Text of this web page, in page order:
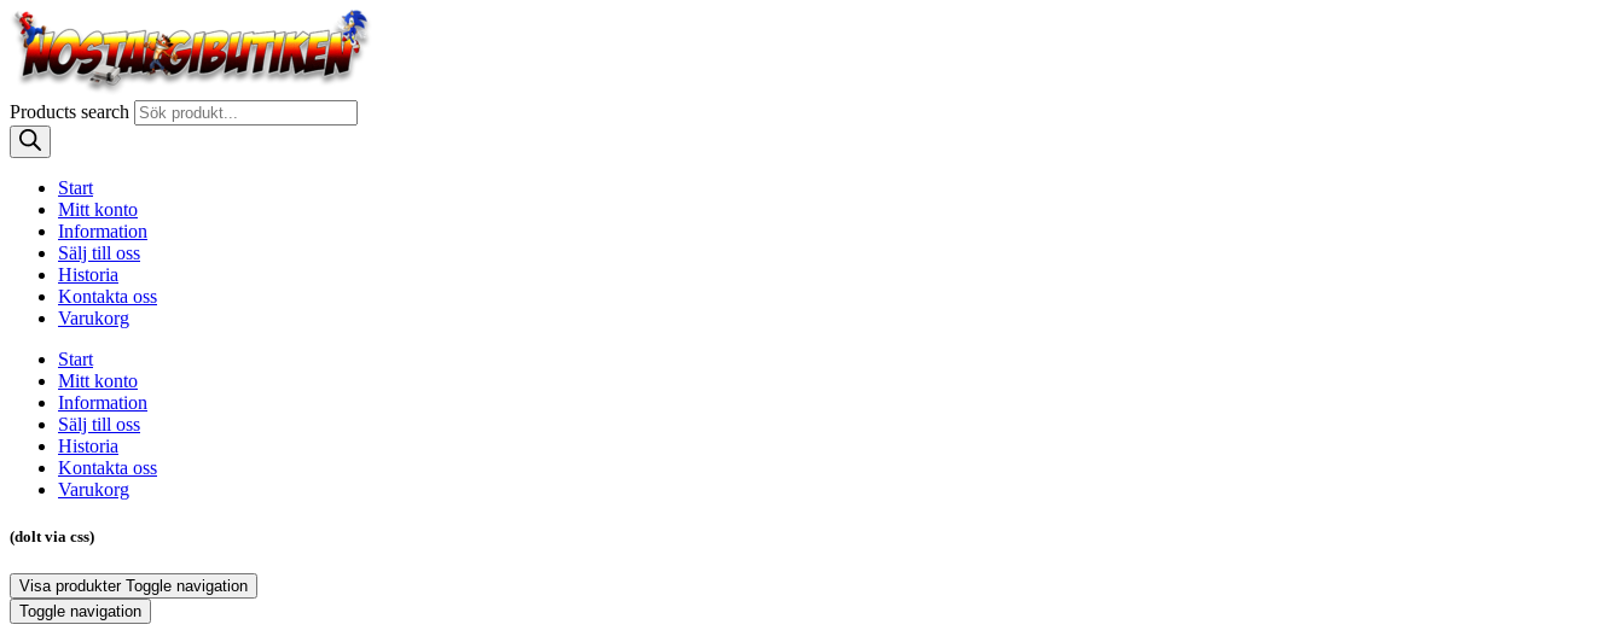
Products search
Start
Mitt konto
Information
Sälj till oss
Historia
Kontakta oss
Varukorg
Start
Mitt konto
Information
Sälj till oss
Historia
Kontakta oss
Varukorg
(dolt via css)
Visa produkter Toggle navigation
Toggle navigation